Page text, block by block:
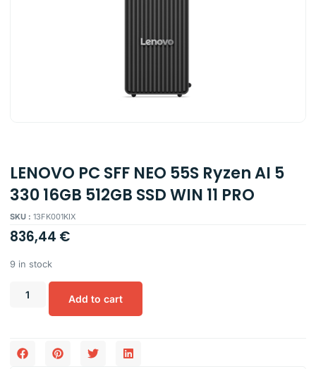
LENOVO PC SFF NEO 55S Ryzen AI 5
330 16GB 512GB SSD WIN 11 PRO
SKU : 13FK001KIX
836,44 €
9 in stock
Add to cart